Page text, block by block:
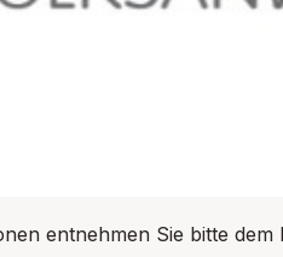
entnehmen Sie bitte dem